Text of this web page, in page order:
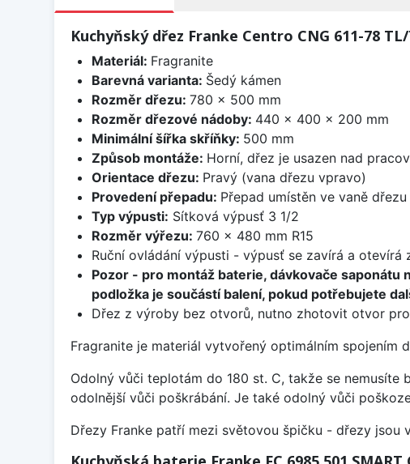
Kuchyňský dřez Franke Centro CNG 611-78
Materiál: Fragranite
Barevná varianta: Šedý kámen
Rozměr dřezu: 780 x 500 mm
Rozměr dřezové nádoby: 440 x 400 x 200 mm
Minimální šířka skříňky: 500 mm
Způsob montáže: Horní, dřez je usazen nad
Orientace dřezu: Pravý (vana dřezu vpravo)
Provedení přepadu: Přepad umístěn ve vaně dřezu
Typ výpusti: Sítková výpusť 3 1/2
Rozměr výřezu: 760 x 480 mm R15
Ruční ovládání výpusti - výpusť se zavírá a otevírá
Pozor - pro montáž baterie, dávkovače
podložka je součástí balení, pokud potřebujete
Dřez z výroby bez otvorů, nutno zhotovit otvor
Fragranite je materiál vytvořený optimálním spojením
Odolný vůči teplotám do 180 st. C, takže se nemusíte
odolnější vůči poškrábání. Je také odolný vůči
Dřezy Franke patří mezi světovou špičku - dřezy jsou